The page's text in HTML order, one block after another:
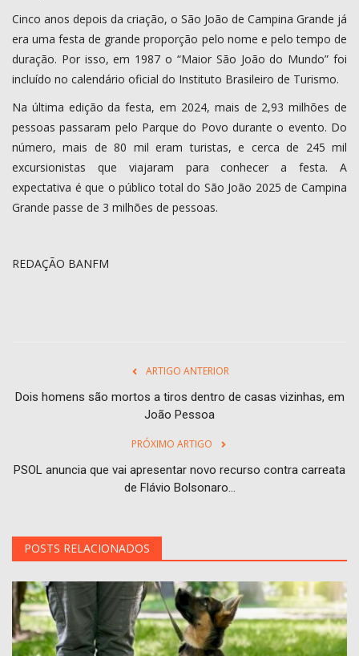
Cinco anos depois da criação, o São João de Campina Grande já
era uma festa de grande proporção pelo nome e pelo tempo de
duração. Por isso, em 1987 o “Maior São João do Mundo” foi
incluído no calendário oficial do Instituto Brasileiro de Turismo.
Na última edição da festa, em 2024, mais de 2,93 milhões de
pessoas passaram pelo Parque do Povo durante o evento. Do
número, mais de 80 mil eram turistas, e cerca de 245 mil
excursionistas que viajaram para conhecer a festa. A
expectativa é que o público total do São João 2025 de Campina
Grande passe de 3 milhões de pessoas.
REDAÇÃO BANFM
ARTIGO ANTERIOR
Dois homens são mortos a tiros dentro de casas vizinhas, em
João Pessoa
PRÓXIMO ARTIGO
PSOL anuncia que vai apresentar novo recurso contra carreata
de Flávio Bolsonaro...
POSTS RELACIONADOS